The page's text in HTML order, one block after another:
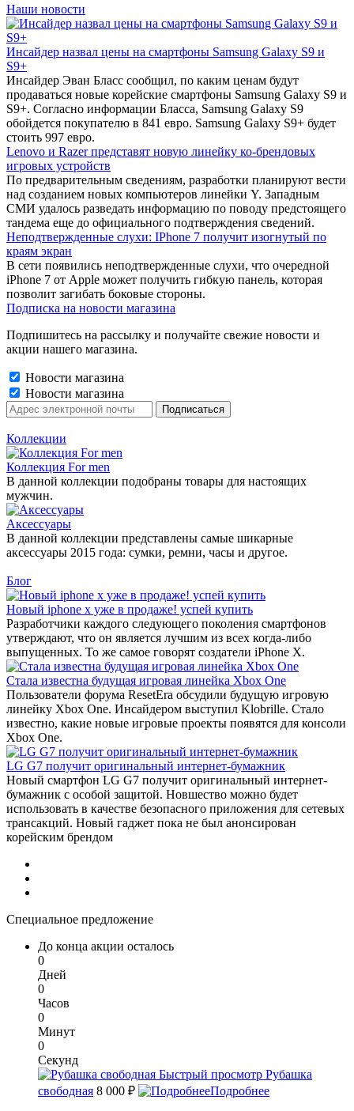
Наши новости
Инсайдер назвал цены на смартфоны Samsung Galaxy S9 и
S9+
Инсайдер Эван Бласс сообщил, по каким ценам будут
продаваться новые корейские смартфоны Samsung Galaxy S9 и
S9+. Согласно информации Бласса, Samsung Galaxy S9
обойдется покупателю в 841 евро. Samsung Galaxy S9+ будет
стоить 997 евро.
Lenovo и Razer представят новую линейку ко-брендовых
игровых устройств
По предварительным сведениям, разработки планируют вести
над созданием новых компьютеров линейки Y. Западным
СМИ удалось разведать информацию по поводу предстоящего
тандема еще до официального подтверждения сведений.
Неподтвержденные слухи: IPhone 7 получит изогнутый по
краям экран
В сети появились неподтвержденные слухи, что очередной
iPhone 7 от Apple может получить гибкую панель, которая
позволит загибать боковые стороны.
Подписка на новости магазина
Подпишитесь на рассылку и получайте свежие новости и
акции нашего магазина.
Новости магазина
Новости магазина
Коллекции
Коллекция For men
В данной коллекции подобраны товары для настоящих
мужчин.
Аксессуары
В данной коллекции представлены самые шикарные
аксессуары 2015 года: сумки, ремни, часы и другое.
Блог
Новый iphone x уже в продаже! успей купить
Разработчики каждого следующего поколения смартфонов
утверждают, что он является лучшим из всех когда-либо
выпущенных. То же самое говорят создатели iPhone X.
Стала известна будущая игровая линейка Xbox One
Пользователи форума ResetEra обсудили будущую игровую
линейку Xbox One. Инсайдером выступил Klobrille. Стало
известно, какие новые игровые проекты появятся для консоли
Xbox One.
LG G7 получит оригинальный интернет-бумажник
Новый смартфон LG G7 получит оригинальный интернет-
бумажник с особой защитой. Новшество можно будет
использовать в качестве безопасного приложения для сетевых
трансакций. Новый гаджет пока не был анонсирован
корейским брендом
Специальное предложение
До конца акции осталось
0
Дней
0
Часов
0
Минут
0
Секунд
Быстрый просмотр Рубашка
свободная 8 000 ₽ Подробнее